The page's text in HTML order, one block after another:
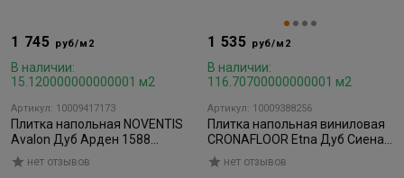
1 745 руб/м2
В наличии:
15.120000000000001 м2
Артикул: 10009417173
Плитка напольная NOVENTIS
Avalon Дуб Арден 1588
(180x1200; 3,5 мм; 0,3
мм;микрофаска) (2,16м2)
нет отзывов
1 535 руб/м2
В наличии:
116.70700000000001 м2
Артикул: 10009388256
Плитка напольная виниловая
CRONAFLOOR Etna Дуб Сиена
4004 180*1200*3,5мм (0,15мм)
(10шт/2,16м²)
нет отзывов